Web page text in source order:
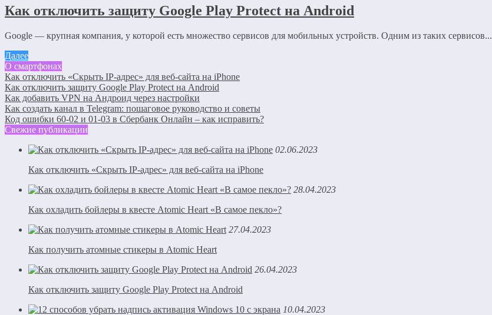
Как отключить защиту Google Play Protect на Android
Google — крупная компания, у которой есть множество сервисов для мобильных устройств. Одним из таких сервисов...
Далее
О смартфонах
Как отключить «Скрыть IP-адрес» для веб-сайта на iPhone
Как отключить защиту Google Play Protect на Android
Как добавить VPN на Андроид через настройки
Как создать канал в Telegram: пошаговое руководство и советы
Код ошибки 60-02 и 01-03 в Сбербанк Онлайн – как исправить?
Свежие публикации
02.06.2023
Как отключить «Скрыть IP-адрес» для веб-сайта на iPhone
28.04.2023
Как охладить бойлеры в квесте Atomic Heart «В самое пекло»?
27.04.2023
Как получить атомные стикеры в Atomic Heart
26.04.2023
Как отключить защиту Google Play Protect на Android
10.04.2023